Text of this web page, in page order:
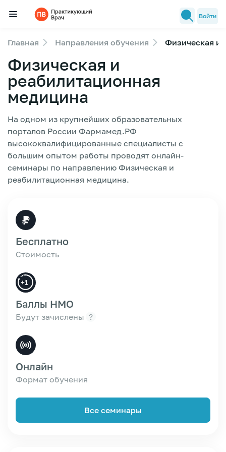
Семинары
Новости медицины
Лекторы
Войти
Главная Направления обучения Физическая и
Физическая и
реабилитационная
медицина
На одном из крупнейших образовательных
порталов России Фармамед.РФ
высококвалифицированные специалисты с
большим опытом работы проводят онлайн-
семинары по направлению Физическая и
реабилитационная медицина.
Бесплатно
Стоимость
Баллы НМО
Будут зачислены ?
Онлайн
Формат обучения
Все семинары